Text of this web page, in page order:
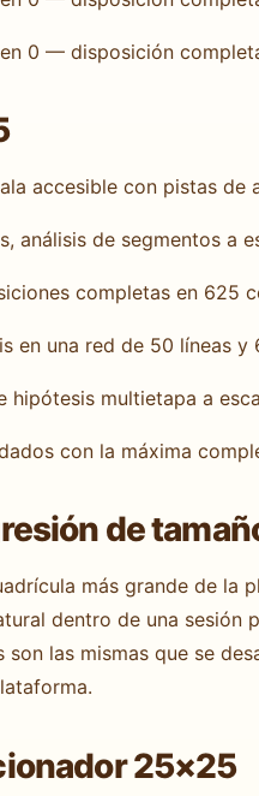
0 — disposición
accesible con pistas de
análisis de segmentos a
completas en 625
en una red de 50 líneas y
multietapa a
con la máxima
de
más grande de la
dentro de una
son las mismas que se
25×25